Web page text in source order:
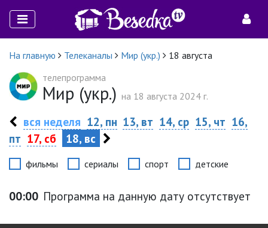
На главную Телеканалы Мир (укр.)
18 августа
телепрограмма
Мир (укр.) на 18 августа 2024 г.
вся неделя 12, пн 13, вт 14, ср 15, чт 16,
пт 17, сб 18, вс
фильмы сериалы спорт детские
00:00 Программа на данную дату отсутствует